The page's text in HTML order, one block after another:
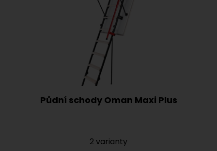
Půdní schody Oman Maxi Plus
2 varianty